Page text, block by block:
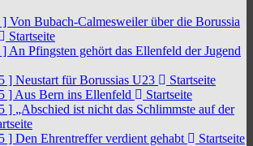
] Von Bubach-Calmesweiler über die Borussia
Startseite
] An Pfingsten gehört das Ellenfeld der Jugend
] Neustart für Borussias U23
Startseite
] Aus Bern ins Ellenfeld
Startseite
] „Abschied ist nicht das Schlimmste auf der
] Den Ehrentreffer verdient gehabt
Startseite